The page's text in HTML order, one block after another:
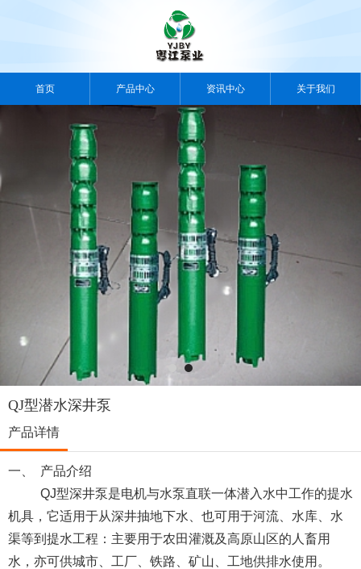
首页 产品中心 资讯中心 关于我们
QJ型潜水深井泵
产品详情
一、 产品介绍
QJ型深井泵是电机与水泵直联一体潜入水中工作的提水
机具，它适用于从深井抽地下水、也可用于河流、水库、水
渠等到提水工程：主要用于农田灌溉及高原山区的人畜用
水，亦可供城市、工厂、铁路、矿山、工地供排水使用。